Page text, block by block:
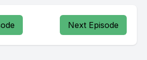
Next Episode